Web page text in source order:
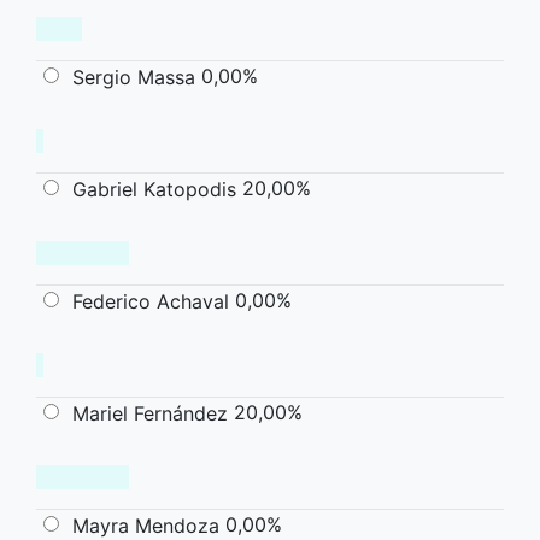
Sergio Massa 0,00%
Gabriel Katopodis 20,00%
Federico Achaval 0,00%
Mariel Fernández 20,00%
Mayra Mendoza 0,00%